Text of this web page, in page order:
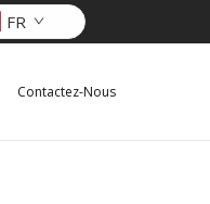
FR
Contactez-Nous